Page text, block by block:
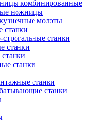
комбинированные
ножницы
молоты
станки
станки
станки
станки
станки
станки